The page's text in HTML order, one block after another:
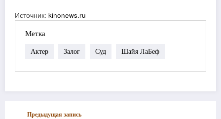
Источник: kinonews.ru
Метка
Актер Залог Суд Шайя ЛаБеф
Предыдущая запись